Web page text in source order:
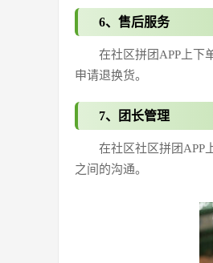
6、售后服务
在社区拼团APP上下
申请退换货。
7、团长管理
在社区社区拼团APP
之间的沟通。